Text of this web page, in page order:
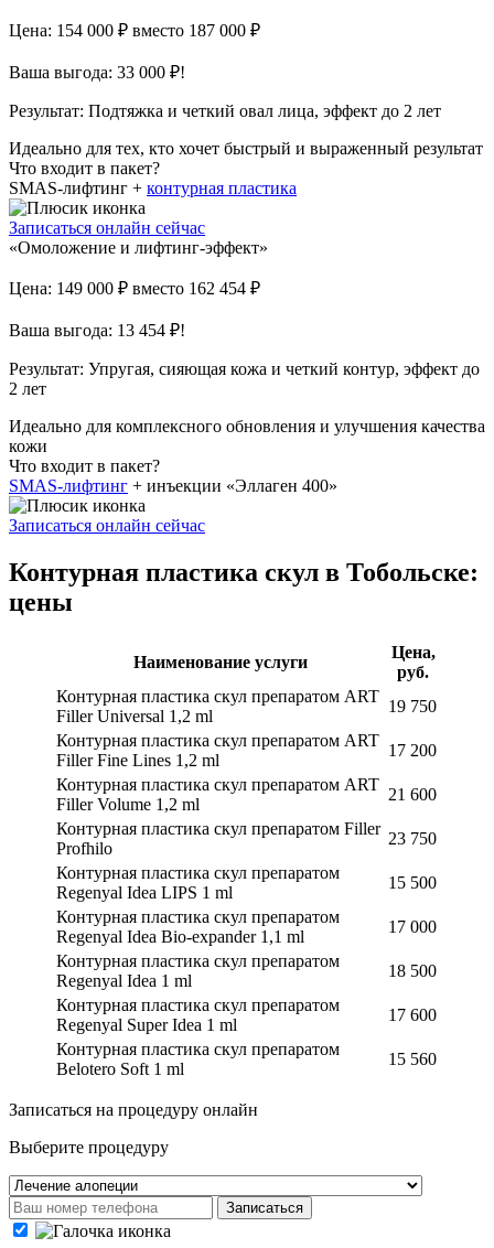
Цена: 154 000 ₽ вместо 187 000 ₽
Ваша выгода: 33 000 ₽!
Результат: Подтяжка и четкий овал лица, эффект до 2 лет
Идеально для тех, кто хочет быстрый и выраженный результат
Что входит в пакет?
SMAS-лифтинг + контурная пластика
Записаться онлайн сейчас
«Омоложение и лифтинг-эффект»
Цена: 149 000 ₽ вместо 162 454 ₽
Ваша выгода: 13 454 ₽!
Результат: Упругая, сияющая кожа и четкий контур, эффект до
2 лет
Идеально для комплексного обновления и улучшения качества
кожи
Что входит в пакет?
SMAS-лифтинг + инъекции «Эллаген 400»
Записаться онлайн сейчас
Контурная пластика скул в Тобольске:
цены
Наименование услуги
Цена,
руб.
Контурная пластика скул препаратом ART
Filler Universal 1,2 ml
19 750
Контурная пластика скул препаратом ART
Filler Fine Lines 1,2 ml
17 200
Контурная пластика скул препаратом ART
Filler Volume 1,2 ml
21 600
Контурная пластика скул препаратом Filler
Profhilo
23 750
Контурная пластика скул препаратом
Regenyal Idea LIPS 1 ml
15 500
Контурная пластика скул препаратом
Regenyal Idea Bio-expander 1,1 ml
17 000
Контурная пластика скул препаратом
Regenyal Idea 1 ml
18 500
Контурная пластика скул препаратом
Regenyal Super Idea 1 ml
17 600
Контурная пластика скул препаратом
Belotero Soft 1 ml
15 560
Записаться на процедуру онлайн
Выберите процедуру
Записаться